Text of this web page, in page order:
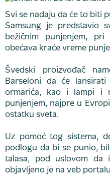
Svi se nadaju da će to biti
Samsung je predstavio
bežičnim punjenjem,
obećava kraće vreme
Švedski proizvođač
Barseloni da će
ormarića, kao i lampi i
punjenjem, najpre u
ostatku sveta.
Uz pomoć tog sistema,
podlogu da bi se punio,
talasa, pod uslovom da
objavljeno je na veb